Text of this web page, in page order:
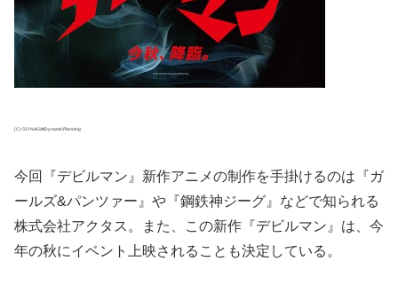
(C) GO NAGAI/DynamicPlanning
今回『デビルマン』新作アニメの制作を手掛けるのは『ガ
ールズ&パンツァー』や『鋼鉄神ジーグ』などで知られる
株式会社アクタス。また、この新作『デビルマン』は、今
年の秋にイベント上映されることも決定している。